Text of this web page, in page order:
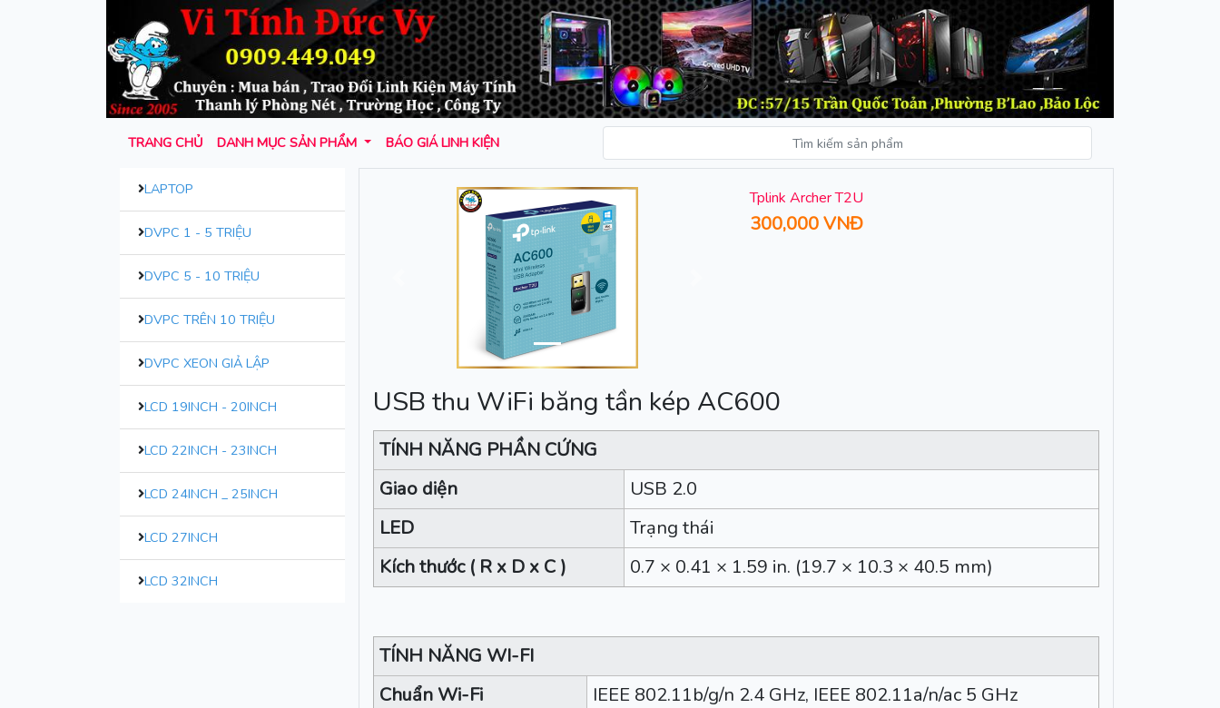
TRANG CHỦ DANH MỤC SẢN PHẨM BÁO GIÁ LINH KIỆN
LAPTOP
DVPC 1 - 5 TRIỆU
DVPC 5 - 10 TRIỆU
DVPC TRÊN 10 TRIỆU
DVPC XEON GIẢ LẬP
LCD 19INCH - 20INCH
LCD 22INCH - 23INCH
LCD 24INCH _ 25INCH
LCD 27INCH
LCD 32INCH
Tplink Archer T2U
300,000 VNĐ
USB thu WiFi băng tần kép AC600
TÍNH NĂNG PHẦN CỨNG
Giao diện
USB 2.0
LED
Trạng thái
Kích thước ( R x D x C )
0.7 × 0.41 × 1.59 in. (19.7 × 10.3 × 40.5 mm)
TÍNH NĂNG WI-FI
Chuẩn Wi-Fi
IEEE 802.11b/g/n 2.4 GHz, IEEE 802.11a/n/ac 5 GHz